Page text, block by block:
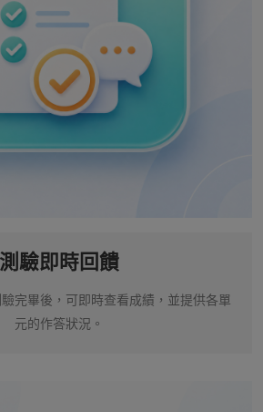
測驗即時回饋
完畢後，可即時查看成績，並提供各單
元的作答狀況。